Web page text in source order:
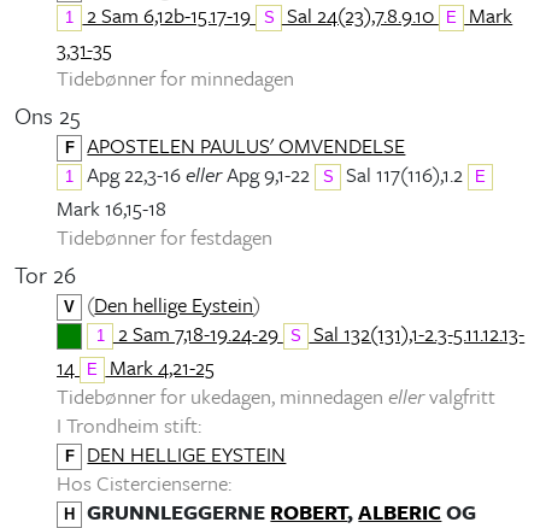
1 2 Sam 6,12b-15.17-19 S Sal 24(23),7.8.9.10 E
Mark
3,31-35
Tidebønner for minnedagen
Ons 25
F APOSTELEN PAULUS' OMVENDELSE
1 Apg 22,3-16ellerApg 9,1-22 S Sal 117(116),1.2 E
Mark 16,15-18
Tidebønner for festdagen
Tor 26
V (Den hellige Eystein)
1 2 Sam 7,18-19.24-29 S
Sal 132(131),1-2.3-5.11.12.13-
14
E
Mark 4,21-25
Tidebønner for ukedagen, minnedagen ellervalgfritt
I Trondheim stift:
F
DEN HELLIGE EYSTEIN
Hos Cistercienserne:
H GRUNNLEGGERNE ROBERT,ALBERICOG